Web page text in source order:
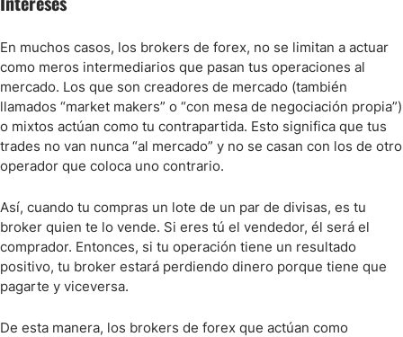
En muchos casos, los brokers de forex, no se limitan a actuar
como meros intermediarios que pasan tus operaciones al
mercado. Los que son creadores de mercado (también
llamados “market makers” o “con mesa de negociación propia”)
o mixtos actúan como tu contrapartida. Esto significa que tus
trades no van nunca “al mercado” y no se casan con los de otro
operador que coloca uno contrario.
Así, cuando tu compras un lote de un par de divisas, es tu
broker quien te lo vende. Si eres tú el vendedor, él será el
comprador. Entonces, si tu operación tiene un resultado
positivo, tu broker estará perdiendo dinero porque tiene que
pagarte y viceversa.
De esta manera, los brokers de forex que actúan como